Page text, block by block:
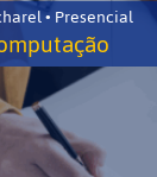
• Presencial